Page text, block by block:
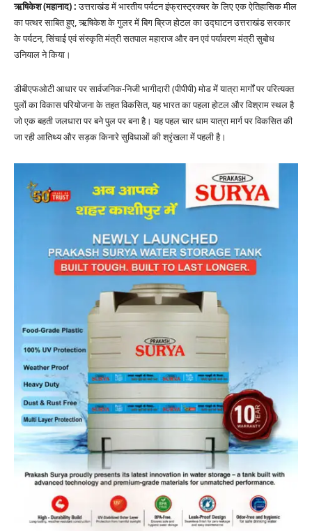
ऋषिकेश (महानाद) :उत्तराखंड में भारतीय पर्यटन इंफ्रास्ट्रक्चर के लिए एक ऐतिहासिक मील
का पत्थर साबित हुए, ऋषिकेश के गुलर में बिग ब्रिज होटल का उद्घाटन उत्तराखंड सरकार
के पर्यटन, सिंचाई एवं संस्कृति मंत्री सतपाल महाराज और वन एवं पर्यावरण मंत्री सुबोध
उनियाल ने किया।
डीबीएफओटी आधार पर सार्वजनिक-निजी भागीदारी (पीपीपी) मोड में यात्रा मार्गों पर परित्यक्त
पुलों का विकास परियोजना के तहत विकसित, यह भारत का पहला होटल और विश्राम स्थल है
जो एक बहती जलधारा पर बने पुल पर बना है। यह पहल चार धाम यात्रा मार्ग पर विकसित की
जा रही आतिथ्य और सड़क किनारे सुविधाओं की श्रृंखला में पहली है।